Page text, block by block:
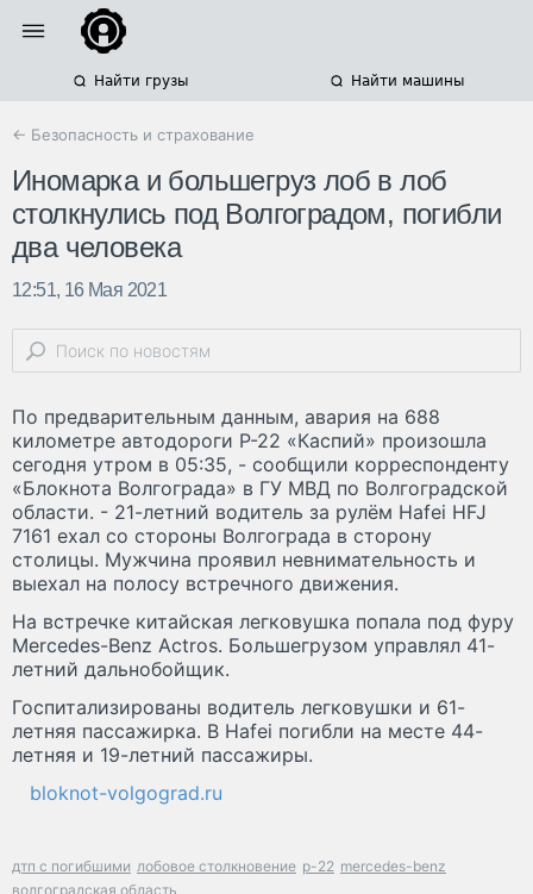
Найти грузы Найти машины
← Безопасность и страхование
Иномарка и большегруз лоб в лоб
столкнулись под Волгоградом, погибли
два человека
12:51, 16 Мая 2021
По предварительным данным, авария на 688
километре автодороги Р-22 «Каспий» произошла
сегодня утром в 05:35, - сообщили корреспонденту
«Блокнота Волгограда» в ГУ МВД по Волгоградской
области. - 21-летний водитель за рулём Hafei HFJ
7161 ехал со стороны Волгограда в сторону
столицы. Мужчина проявил невнимательность и
выехал на полосу встречного движения.
На встречке китайская легковушка попала под фуру
Mercedes-Benz Actros. Большегрузом управлял 41-
летний дальнобойщик.
Госпитализированы водитель легковушки и 61-
летняя пассажирка. В Hafei погибли на месте 44-
летняя и 19-летний пассажиры.
bloknot-volgograd.ru
дтп с погибшими лобовое столкновение р-22 mercedes-benz
волгоградская область